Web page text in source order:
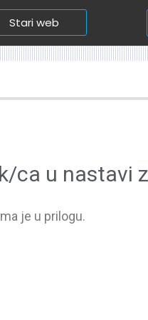
Stari web
ca u nastavi
je u prilogu.